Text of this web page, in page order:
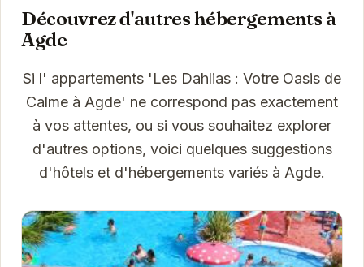
Découvrez d'autres hébergements à
Agde
Si l' appartements 'Les Dahlias : Votre Oasis de
Calme à Agde' ne correspond pas exactement
à vos attentes, ou si vous souhaitez explorer
d'autres options, voici quelques suggestions
d'hôtels et d'hébergements variés à Agde.